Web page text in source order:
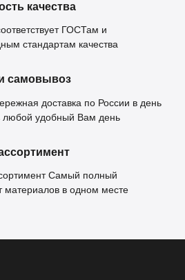
качества
ГОСТам и
стандартам качества
самовывоз
доставка по России в день
любой удобный Вам день
Самый полный
материалов в одном месте